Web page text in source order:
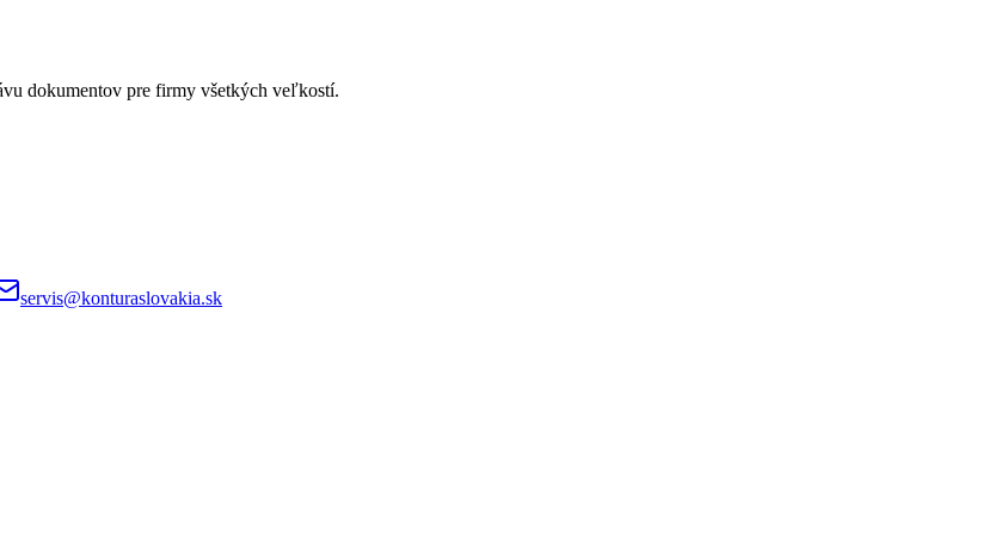
dokumentov pre firmy všetkých veľkostí.
servis@konturaslovakia.sk